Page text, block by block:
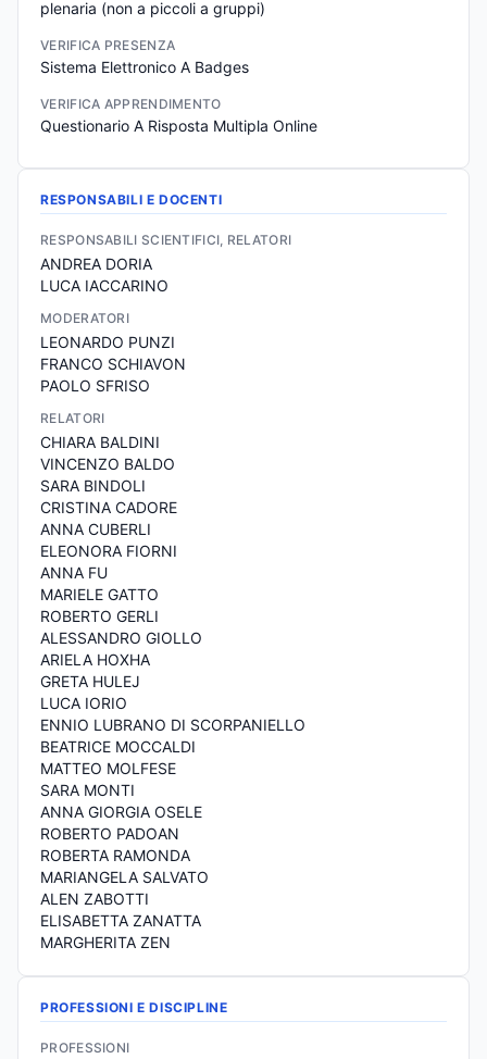
plenaria (non a piccoli a gruppi)
VERIFICA PRESENZA
Sistema Elettronico A Badges
VERIFICA APPRENDIMENTO
Questionario A Risposta Multipla Online
RESPONSABILI E DOCENTI
RESPONSABILI SCIENTIFICI, RELATORI
ANDREA DORIA
LUCA IACCARINO
MODERATORI
LEONARDO PUNZI
FRANCO SCHIAVON
PAOLO SFRISO
RELATORI
CHIARA BALDINI
VINCENZO BALDO
SARA BINDOLI
CRISTINA CADORE
ANNA CUBERLI
ELEONORA FIORNI
ANNA FU
MARIELE GATTO
ROBERTO GERLI
ALESSANDRO GIOLLO
ARIELA HOXHA
GRETA HULEJ
LUCA IORIO
ENNIO LUBRANO DI SCORPANIELLO
BEATRICE MOCCALDI
MATTEO MOLFESE
SARA MONTI
ANNA GIORGIA OSELE
ROBERTO PADOAN
ROBERTA RAMONDA
MARIANGELA SALVATO
ALEN ZABOTTI
ELISABETTA ZANATTA
MARGHERITA ZEN
PROFESSIONI E DISCIPLINE
PROFESSIONI